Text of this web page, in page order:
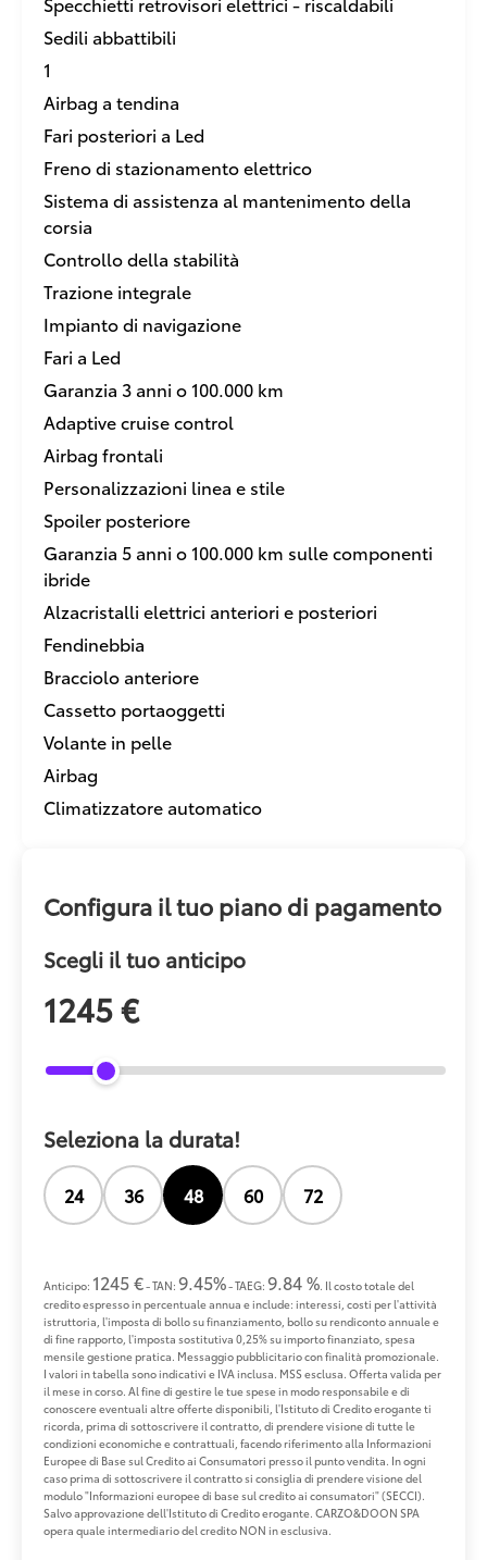
Sedili abbattibili
1
Airbag a tendina
Fari posteriori a Led
Freno di stazionamento elettrico
Sistema di assistenza al mantenimento della
corsia
Controllo della stabilità
Trazione integrale
Impianto di navigazione
Fari a Led
Garanzia 3 anni o 100.000 km
Adaptive cruise control
Airbag frontali
Personalizzazioni linea e stile
Spoiler posteriore
Garanzia 5 anni o 100.000 km sulle componenti
ibride
Alzacristalli elettrici anteriori e posteriori
Fendinebbia
Bracciolo anteriore
Cassetto portaoggetti
Volante in pelle
Airbag
Climatizzatore automatico
Configura il tuo piano di pagamento
Scegli il tuo anticipo
1245 €
Seleziona la durata!
24 36 48 60 72
Anticipo: 1245 €- TAN: 9.45%- TAEG: 9.84 %. Il costo totale del
credito espresso in percentuale annua e include: interessi, costi per l'attività
istruttoria, l'imposta di bollo su finanziamento, bollo su rendiconto annuale e
di fine rapporto, l'imposta sostitutiva 0,25% su importo finanziato, spesa
mensile gestione pratica. Messaggio pubblicitario con finalità promozionale.
I valori in tabella sono indicativi e IVA inclusa. MSS esclusa. Offerta valida per
il mese in corso. Al fine di gestire le tue spese in modo responsabile e di
conoscere eventuali altre offerte disponibili, l'Istituto di Credito erogante ti
ricorda, prima di sottoscrivere il contratto, di prendere visione di tutte le
condizioni economiche e contrattuali, facendo riferimento alla Informazioni
Europee di Base sul Credito ai Consumatori presso il punto vendita. In ogni
caso prima di sottoscrivere il contratto si consiglia di prendere visione del
modulo "Informazioni europee di base sul credito ai consumatori" (SECCI).
Salvo approvazione dell'Istituto di Credito erogante. CARZO&DOON SPA
opera quale intermediario del credito NON in esclusiva.